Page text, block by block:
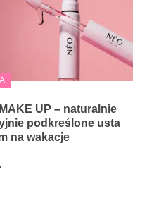
UP – naturalnie
podkreślone usta
na wakacje